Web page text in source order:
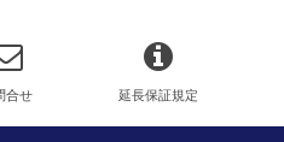
合せ 延長保証規定